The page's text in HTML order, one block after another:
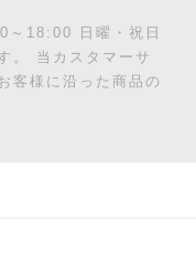
～18:00 日曜・祝日
。
当カスタマーサ
客様に沿った商品の